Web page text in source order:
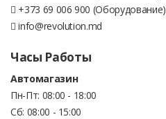
+373 69 006 900 (Оборудование)
info@revolution.md
Часы Работы
Автомагазин
Пн-Пт: 08:00 - 18:00
Сб: 08:00 - 15:00